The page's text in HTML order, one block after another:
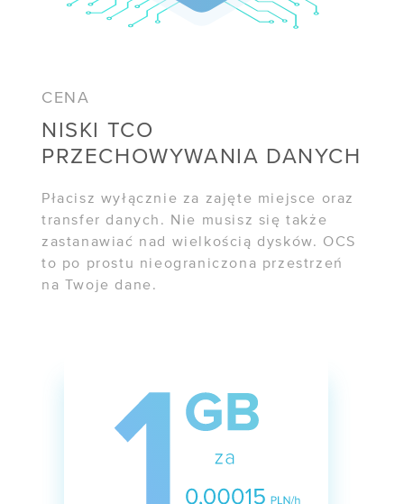
CENA
NISKI TCO
PRZECHOWYWANIA DANYCH
Płacisz wyłącznie za zajęte miejsce oraz
transfer danych. Nie musisz się także
zastanawiać nad wielkością dysków. OCS
to po prostu nieograniczona przestrzeń
na Twoje dane.